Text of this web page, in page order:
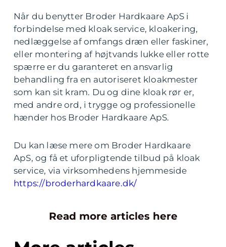
Når du benytter Broder Hardkaare ApS i
forbindelse med kloak service, kloakering,
nedlæggelse af omfangs dræn eller faskiner,
eller montering af højtvands lukke eller rotte
spærre er du garanteret en ansvarlig
behandling fra en autoriseret kloakmester
som kan sit kram. Du og dine kloak rør er,
med andre ord, i trygge og professionelle
hænder hos Broder Hardkaare ApS.
Du kan læse mere om Broder Hardkaare
ApS, og få et uforpligtende tilbud på kloak
service, via virksomhedens hjemmeside
https://broderhardkaare.dk/
Read more articles here